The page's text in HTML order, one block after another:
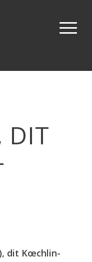
DIT
dit Kœchlin-